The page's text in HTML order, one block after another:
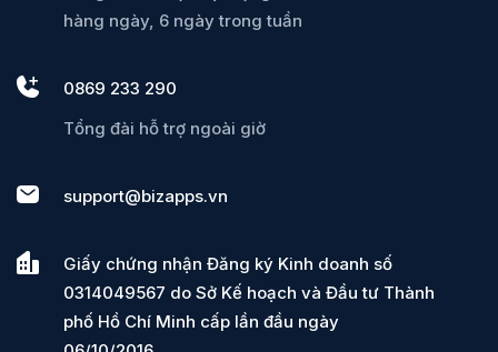
hàng ngày, 6 ngày trong tuần
0869 233 290
Tổng đài hỗ trợ ngoài giờ
support@bizapps.vn
Giấy chứng nhận Đăng ký Kinh doanh số
0314049567 do Sở Kế hoạch và Đầu tư Thành
phố Hồ Chí Minh cấp lần đầu ngày